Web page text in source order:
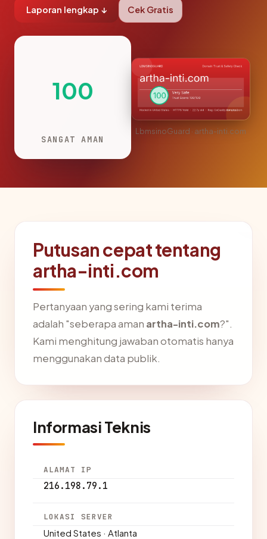
Laporan lengkap ↓ Cek Gratis
100
SANGAT AMAN
LbmsinoGuard · artha-inti.com
Putusan cepat tentang
artha-inti.com
Pertanyaan yang sering kami terima
adalah "seberapa aman artha-inti.com?".
Kami menghitung jawaban otomatis hanya
menggunakan data publik.
Informasi Teknis
ALAMAT IP
216.198.79.1
LOKASI SERVER
United States · Atlanta